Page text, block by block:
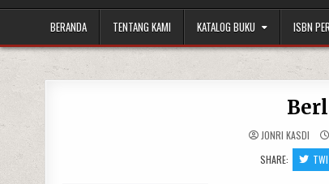
BERANDA TENTANG KAMI KATALOG BUKU ISBN
JONRI KASDI
SHARE: